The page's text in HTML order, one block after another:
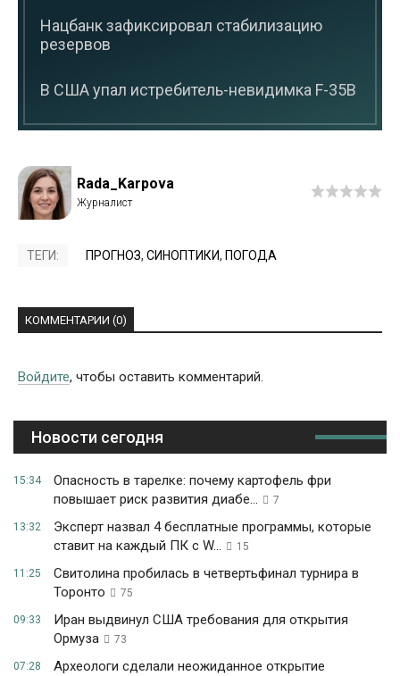
Нацбанк зафиксировал стабилизацию
резервов
В США упал истребитель-невидимка F-35B
Rada_Karpova
ТЕГИ: ПРОГНОЗ, СИНОПТИКИ, ПОГОДА
КОММЕНТАРИИ (0)
Войдите, чтобы оставить комментарий.
Новости сегодня
15:34
Опасность в тарелке: почему картофель фри
повышает риск развития диабе...
7
13:32
Эксперт назвал 4 бесплатные программы, которые
ставит на каждый ПК с W...
15
11:25
Свитолина пробилась в четвертьфинал турнира в
Торонто
75
09:33
Иран выдвинул США требования для открытия
Ормуза
73
07:28
Археологи сделали неожиданное открытие